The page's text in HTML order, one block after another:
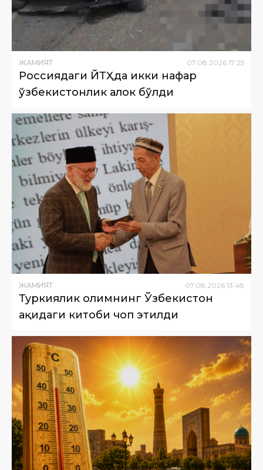
ЖАМИЯТ 07.08.2026 17:25
Россиядаги ЙТҲда икки нафар
ўзбекистонлик ҳалок бўлди
ЖАМИЯТ 07 08 2026 13:48
Туркиялик олимнинг Ўзбекистон
ҳақидаги китоби чоп этилди